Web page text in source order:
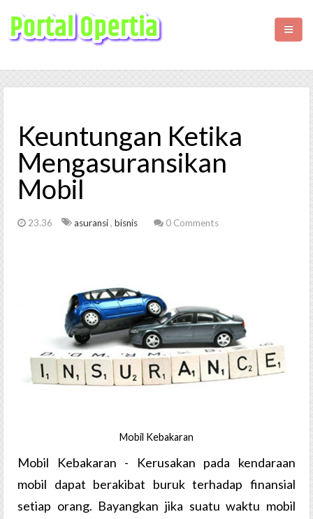
KESEHATAN
WISATA
Keuntungan Ketika
Mengasuransikan
Mobil
23.36 asuransi, bisnis 0 Comments
Mobil Kebakaran
Mobil Kebakaran - Kerusakan pada kendaraan
mobil dapat berakibat buruk terhadap finansial
setiap orang. Bayangkan jika suatu waktu mobil